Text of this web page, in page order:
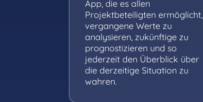
App, die es allen
Projektbeteiligten ermöglicht,
vergangene Werte zu
analysieren, zukünftige zu
prognostizieren und so
jederzeit den Überblick über
die derzeitige Situation zu
wahren.